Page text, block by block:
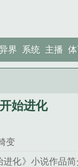
界 系统 主播
始进化
变
进化》小说作品